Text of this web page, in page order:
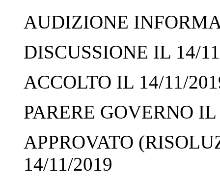
AUDIZIONE
DISCUSSIONE IL 14/
ACCOLTO IL 14/11/
PARERE GOVERNO
APPROVATO
14/11/2019